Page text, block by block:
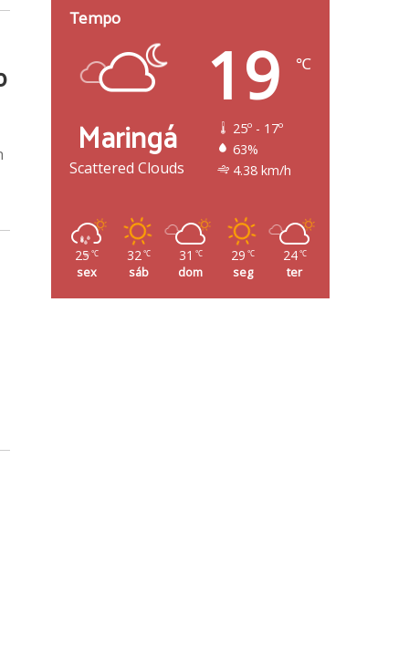
Tempo
Maringá
Scattered Clouds
19 ℃
25º - 17º
63%
4.38 km/h
25 ℃
sex
32 ℃
sáb
31 ℃
dom
29 ℃
seg
24 ℃
ter